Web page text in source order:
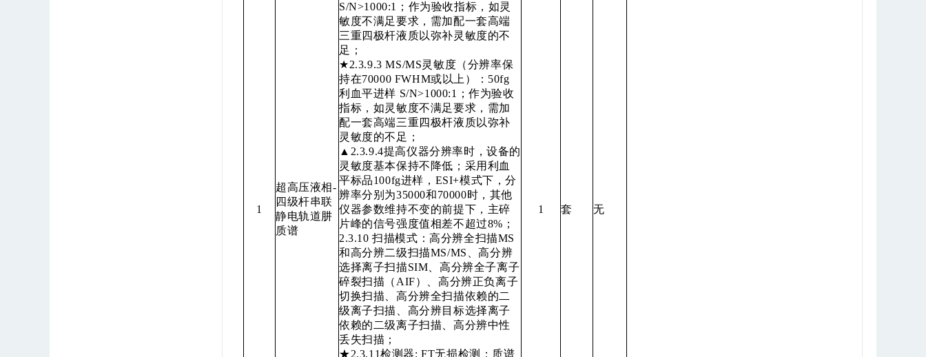
1
超高压液相-
四级杆串联
静电轨道肼
质谱
S/N>1000:1；作为验收指标，如灵
敏度不满足要求，需加配一套高端
三重四极杆液质以弥补灵敏度的不
足；
★2.3.9.3 MS/MS灵敏度（分辨率保
持在70000 FWHM或以上）：50fg
利血平进样 S/N>1000:1；作为验收
指标，如灵敏度不满足要求，需加
配一套高端三重四极杆液质以弥补
灵敏度的不足；
▲2.3.9.4提高仪器分辨率时，设备的
灵敏度基本保持不降低；采用利血
平标品100fg进样，ESI+模式下，分
辨率分别为35000和70000时，其他
仪器参数维持不变的前提下，主碎
片峰的信号强度值相差不超过8%；
2.3.10 扫描模式：高分辨全扫描MS
和高分辨二级扫描MS/MS、高分辨
选择离子扫描SIM、高分辨全子离子
碎裂扫描（AIF）、高分辨正负离子
切换扫描、高分辨全扫描依赖的二
级离子扫描、高分辨目标选择离子
依赖的二级离子扫描、高分辨中性
丢失扫描；
★2.3.11检测器: FT无损检测；质谱
1 套 无